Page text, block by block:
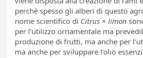
perchè spesso gli alberi di questo
nome scientifico di Citrus × limon
per l’utilizzo ornamentale ma
produzione di frutti, ma anche per
ma anche per sviluppare l’olio